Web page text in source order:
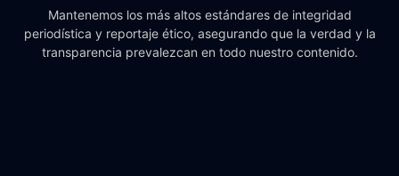
Mantenemos los más altos estándares de integridad
periodística y reportaje ético, asegurando que la verdad y la
transparencia prevalezcan en todo nuestro contenido.